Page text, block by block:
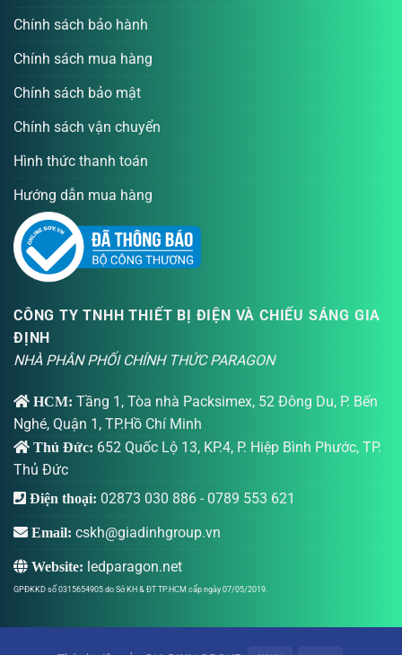
Chính sách bảo hành
Chính sách mua hàng
Chính sách bảo mật
Chính sách vận chuyển
Hình thức thanh toán
Hướng dẫn mua hàng
CÔNG TY TNHH THIẾT BỊ ĐIỆN VÀ CHIẾU SÁNG GIA
ĐỊNH
NHÀ PHÂN PHỐI CHÍNH THỨC PARAGON
HCM: Tầng 1, Tòa nhà Packsimex, 52 Đông Du, P. Bến
Nghé, Quận 1, TP.Hồ Chí Minh
Thủ Đức: 652 Quốc Lộ 13, KP.4, P. Hiệp Bình Phước, TP.
Thủ Đức
Điện thoại: 02873 030 886 - 0789 553 621
Email: cskh@giadinhgroup.vn
Website: ledparagon.net
GPĐKKD số 0315654905 do Sở KH & ĐT TP.HCM cấp ngày 07/05/2019.